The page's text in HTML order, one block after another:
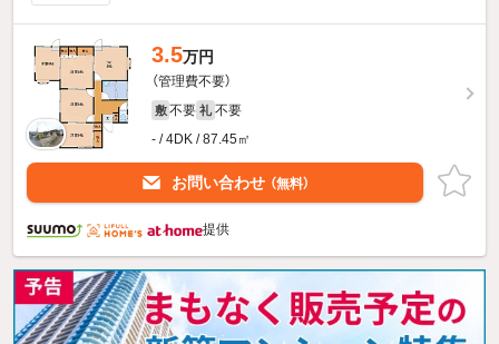
3.5万円
（管理費不要）
敷 不要 礼 不要
- / 4DK / 87.45㎡
お問い合わせ （無料）
提供